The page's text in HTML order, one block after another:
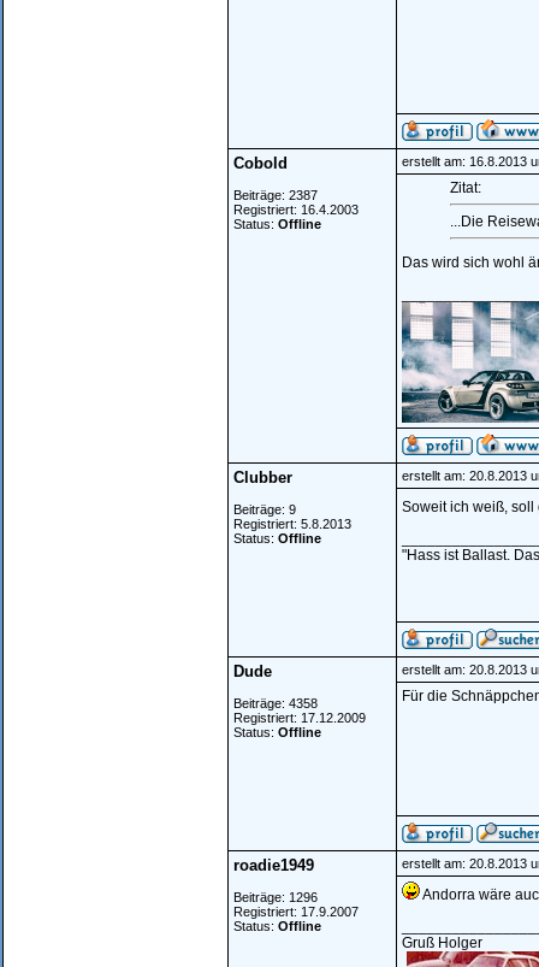
Cobold
Beiträge: 2387
Registriert: 16.4.2003
Status: Offline
erstellt am: 16.8.2013
Zitat:
...Die
Das wird sich wohl
Clubber
Beiträge: 9
Registriert: 5.8.2013
Status: Offline
erstellt am: 20.8.2013
Soweit ich weiß,
"Hass ist Ballast.
Dude
Beiträge: 4358
Registriert: 17.12.2009
Status: Offline
erstellt am: 20.8.2013
Für die
roadie1949
Beiträge: 1296
Registriert: 17.9.2007
Status: Offline
erstellt am: 20.8.2013
Andorra wäre
Gruß Holger